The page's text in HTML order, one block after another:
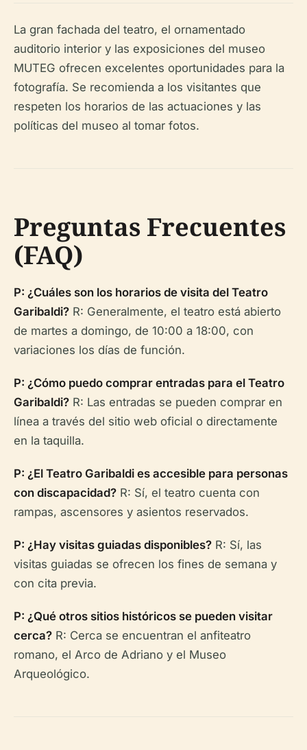
La gran fachada del teatro, el ornamentado
auditorio interior y las exposiciones del museo
MUTEG ofrecen excelentes oportunidades para la
fotografía. Se recomienda a los visitantes que
respeten los horarios de las actuaciones y las
políticas del museo al tomar fotos.
Preguntas Frecuentes
(FAQ)
P: ¿Cuáles son los horarios de visita del Teatro
Garibaldi? R: Generalmente, el teatro está abierto
de martes a domingo, de 10:00 a 18:00, con
variaciones los días de función.
P: ¿Cómo puedo comprar entradas para el Teatro
Garibaldi? R: Las entradas se pueden comprar en
línea a través del sitio web oficial o directamente
en la taquilla.
P: ¿El Teatro Garibaldi es accesible para personas
con discapacidad? R: Sí, el teatro cuenta con
rampas, ascensores y asientos reservados.
P: ¿Hay visitas guiadas disponibles? R: Sí, las
visitas guiadas se ofrecen los fines de semana y
con cita previa.
P: ¿Qué otros sitios históricos se pueden visitar
cerca? R: Cerca se encuentran el anfiteatro
romano, el Arco de Adriano y el Museo
Arqueológico.